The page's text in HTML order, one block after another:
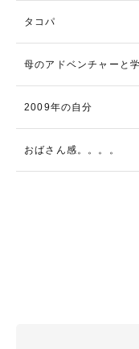
タコパ
母のアドベンチャーと
2009年の自分
おばさん感。。。。